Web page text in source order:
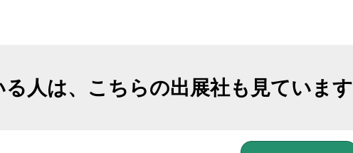
ルス＆ビューティグ
人は、こちらの出展社も見ています